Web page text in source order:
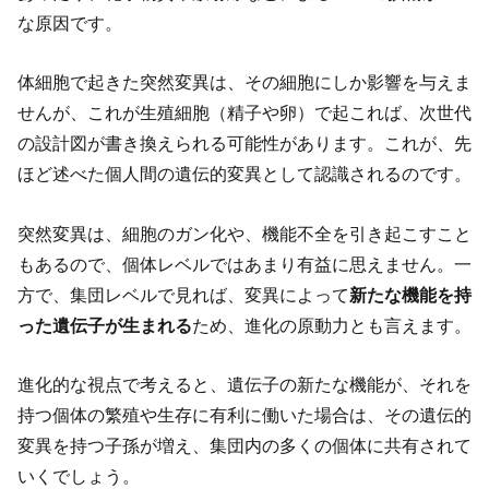
な原因です。
体細胞で起きた突然変異は、その細胞にしか影響を与えま
せんが、これが生殖細胞（精子や卵）で起これば、次世代
の設計図が書き換えられる可能性があります。これが、先
ほど述べた個人間の遺伝的変異として認識されるのです。
突然変異は、細胞のガン化や、機能不全を引き起こすこと
もあるので、個体レベルではあまり有益に思えません。一
方で、集団レベルで見れば、変異によって新たな機能を持
った遺伝子が生まれるため、進化の原動力とも言えます。
進化的な視点で考えると、遺伝子の新たな機能が、それを
持つ個体の繁殖や生存に有利に働いた場合は、その遺伝的
変異を持つ子孫が増え、集団内の多くの個体に共有されて
いくでしょう。